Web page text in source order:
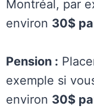
Montréal, par
environ 30$
Pension :
exemple si
environ 30$